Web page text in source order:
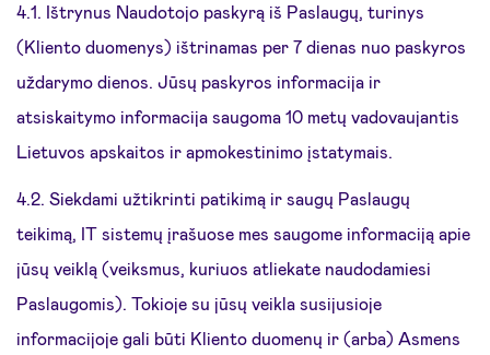
4.1. Ištrynus Naudotojo paskyrą iš Paslaugų, turinys
(Kliento duomenys) ištrinamas per 7 dienas nuo paskyros
uždarymo dienos. Jūsų paskyros informacija ir
atsiskaitymo informacija saugoma 10 metų vadovaujantis
Lietuvos apskaitos ir apmokestinimo įstatymais.
4.2. Siekdami užtikrinti patikimą ir saugų Paslaugų
teikimą, IT sistemų įrašuose mes saugome informaciją apie
jūsų veiklą (veiksmus, kuriuos atliekate naudodamiesi
Paslaugomis). Tokioje su jūsų veikla susijusioje
informacijoje gali būti Kliento duomenų ir (arba) Asmens